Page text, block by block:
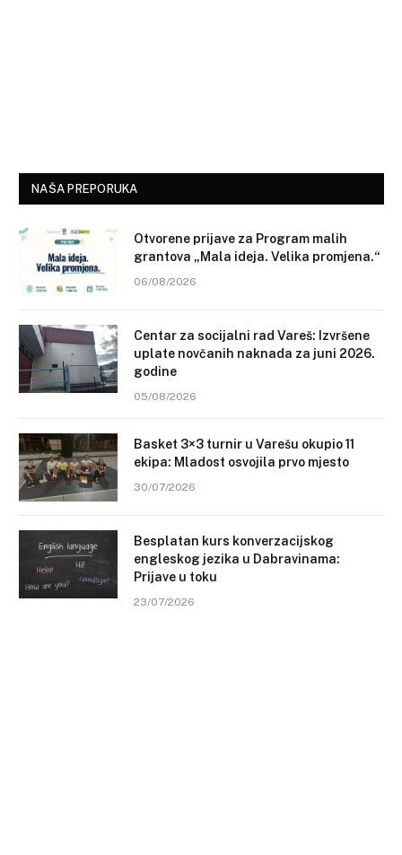
NAŠA PREPORUKA
Otvorene prijave za Program malih
grantova „Mala ideja. Velika promjena.“
06/08/2026
Centar za socijalni rad Vareš: Izvršene
uplate novčanih naknada za juni 2026.
godine
05/08/2026
Basket 3×3 turnir u Varešu okupio 11
ekipa: Mladost osvojila prvo mjesto
30/07/2026
Besplatan kurs konverzacijskog
engleskog jezika u Dabravinama:
Prijave u toku
23/07/2026